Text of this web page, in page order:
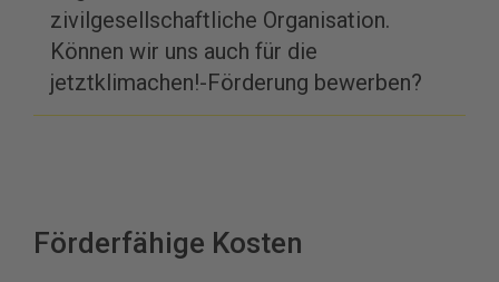
zivilgesellschaftliche Organisation.
Können wir uns auch für die
jetztklimachen!-Förderung bewerben?
Förderfähige Kosten